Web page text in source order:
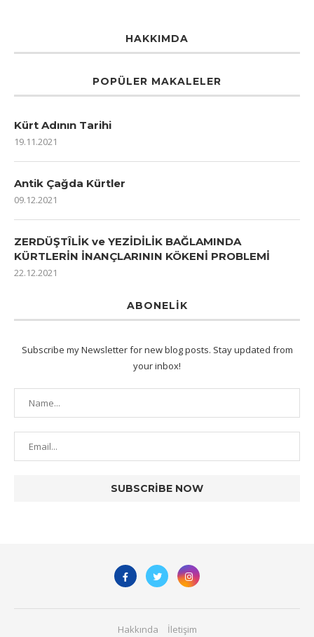
HAKKIMDA
POPÜLER MAKALELER
Kürt Adının Tarihi
19.11.2021
Antik Çağda Kürtler
09.12.2021
ZERDÜŞTÎLİK ve YEZİDİLİK BAĞLAMINDA
KÜRTLERİN İNANÇLARININ KÖKENİ PROBLEMİ
22.12.2021
ABONELIK
Subscribe my Newsletter for new blog posts. Stay updated from
your inbox!
Hakkında İletişim